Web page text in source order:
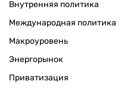
Внутренняя политика
Международная политика
Макроуровень
Энергорынок
Приватизация